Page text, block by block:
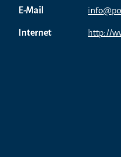
E-Mail
Internet http://